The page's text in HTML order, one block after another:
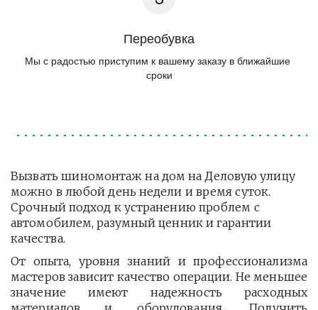
Переобувка
Мы с радостью приступим к вашему заказу в ближайшие
сроки
Вызвать шиномонтаж на дом на Деловую улицу
можно в любой день недели и время суток.
Срочный подход к устранению проблем с
автомобилем, разумный ценник и гарантии
качества.
От опыта, уровня знаний и профессионализма
мастеров зависит качество операции. Не меньшее
значение имеют надежность расходных